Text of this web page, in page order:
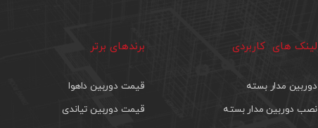
لینک های کاربردی
دوربین مدار بسته
نصب دوربین مدار بسته
برندهای برتر
قیمت دوربین داهوا
قیمت دوربین تیاندی